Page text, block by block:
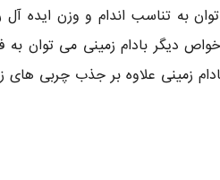
به تناسب اندام و وزن ایده
دیگر بادام زمینی می توان به
زمینی علاوه بر جذب چربی های